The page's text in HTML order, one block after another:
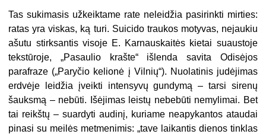
Tas sukimasis užkeiktame rate neleidžia pasirinkti mirties:
ratas yra viskas, ką turi. Suicido traukos motyvas, nejaukiu
ašutu stirksantis visoje E. Karnauskaitės kietai suaustoje
tekstūroje, „Pasaulio krašte“ išlenda savita Odisėjos
parafraze („Paryčio kelionė į Vilnių“). Nuolatinis judėjimas
erdvėje leidžia įveikti intensyvų gundymą – tarsi sirenų
šauksmą – nebūti. Išėjimas leistų nebebūti nemylimai. Bet
tai reikštų – suardyti audinį, kuriame neapykantos ataudai
pinasi su meilės metmenimis: „tave laikantis dienos tinklas